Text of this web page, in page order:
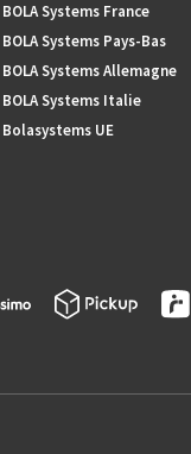
BOLA Systems France
BOLA Systems Pays-Bas
BOLA Systems Allemagne
BOLA Systems Italie
Bolasystems UE